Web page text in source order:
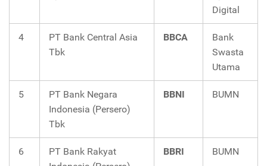
Digital
4
PT Bank Central Asia
Tbk
BBCA
Bank
Swasta
Utama
5
PT Bank Negara
Indonesia (Persero)
Tbk
BBNI BUMN
6
PT Bank Rakyat
BBRI BUMN